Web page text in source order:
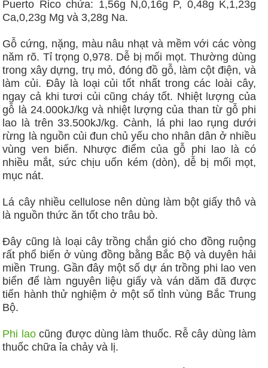
Puerto Rico chứa: 1,56g N,0,16g P, 0,48g K,1,23g
Ca,0,23g Mg và 3,28g Na.
Gỗ cứng, nặng, màu nâu nhạt và mềm với các vòng
năm rõ. Tỉ trọng 0,978. Dễ bị mối mọt. Thường dùng
trong xây dựng, trụ mỏ, đóng đồ gỗ, làm cột điện, và
làm củi. Đây là loại củi tốt nhất trong các loài cây,
ngay cả khi tươi củi cũng cháy tốt. Nhiệt lượng của
gỗ là 24.000kJ/kg và nhiệt lượng của than từ gỗ phi
lao là trên 33.500kJ/kg. Cành, lá phi lao rụng dưới
rừng là nguồn củi đun chủ yếu cho nhân dân ở nhiều
vùng ven biển. Nhược điểm của gỗ phi lao là có
nhiều mắt, sức chịu uốn kém (dòn), dễ bị mối mọt,
mục nát.
Lá cây nhiều cellulose nên dùng làm bột giấy thô và
là nguồn thức ăn tốt cho trâu bò.
Đây cũng là loại cây trồng chắn gió cho đồng ruộng
rất phổ biến ở vùng đồng bằng Bắc Bộ và duyên hải
miền Trung. Gần đây một số dự án trồng phi lao ven
biển để làm nguyên liệu giấy và ván dăm đã được
tiến hành thử nghiệm ở một số tỉnh vùng Bắc Trung
Bộ.
Phi laocũng được dùng làm thuốc. Rễ cây dùng làm
thuốc chữa ỉa chảy và lị.